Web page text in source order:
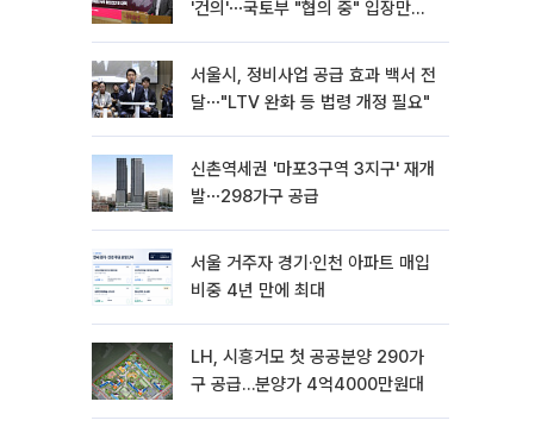
'건의'⋯국토부 "협의 중" 입장만
서울시, 정비사업 공급 효과 백서 전
달⋯"LTV 완화 등 법령 개정 필요"
신촌역세권 '마포3구역 3지구' 재개
발⋯298가구 공급
서울 거주자 경기·인천 아파트 매입
비중 4년 만에 최대
LH, 시흥거모 첫 공공분양 290가
구 공급…분양가 4억4000만원대